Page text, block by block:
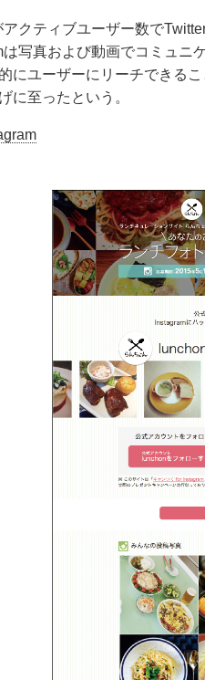
クティブユーザー数で
写真および動画でコミュニ
にユーザーにリーチできる
に至ったという。